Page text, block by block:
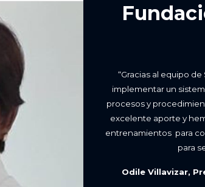
“Gracias al equipo
implementar un
procesos y
excelente aporte y
entrenamientos para
para
Odile Villavizar,